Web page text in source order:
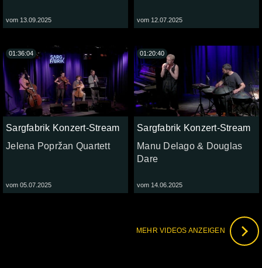
vom 13.09.2025 vom 12.07.2025
Sargfabrik Konzert-Stream
Jelena Popržan Quartett
vom 05.07.2025
01:36:04
Sargfabrik Konzert-Stream
Manu Delago & Douglas
Dare
vom 14.06.2025
01:20:40
MEHR VIDEOS ANZEIGEN